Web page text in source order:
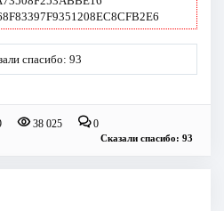
спасибо: 93
38 025 0
Сказали спасибо: 93